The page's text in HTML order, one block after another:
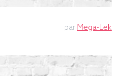
par Mega-Lek